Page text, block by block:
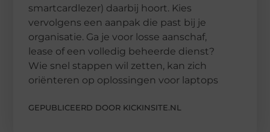
smartcardlezer) daarbij hoort. Kies
vervolgens een aanpak die past bij je
organisatie. Ga je voor losse aanschaf,
lease of een volledig beheerde dienst?
Wie snel stappen wil zetten, kan zich
oriënteren op oplossingen voor laptops
GEPUBLICEERD DOOR KICKINSITE.NL